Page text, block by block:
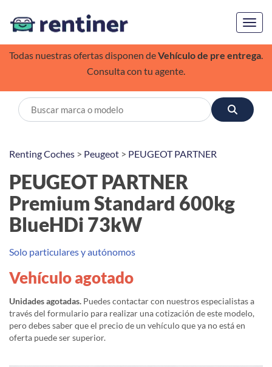
Todas nuestras ofertas disponen deVehículo de pre entrega.
Consulta con tu agente.
Renting Coches > Peugeot > PEUGEOT PARTNER
PEUGEOT PARTNER
Premium Standard 600kg
BlueHDi 73kW
Solo particulares y autónomos
Vehículo agotado
Unidades agotadas. Puedes contactar con nuestros especialistas a
través del formulario para realizar una cotización de este modelo,
pero debes saber que el precio de un vehículo que ya no está en
oferta puede ser superior.